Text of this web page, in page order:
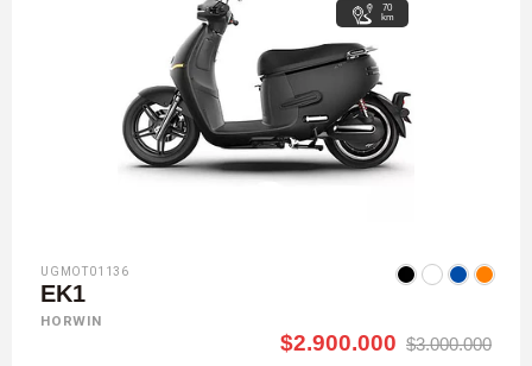
70
km
UGMOT01136
EK1
HORWIN
$2.900.000 $3.000.000